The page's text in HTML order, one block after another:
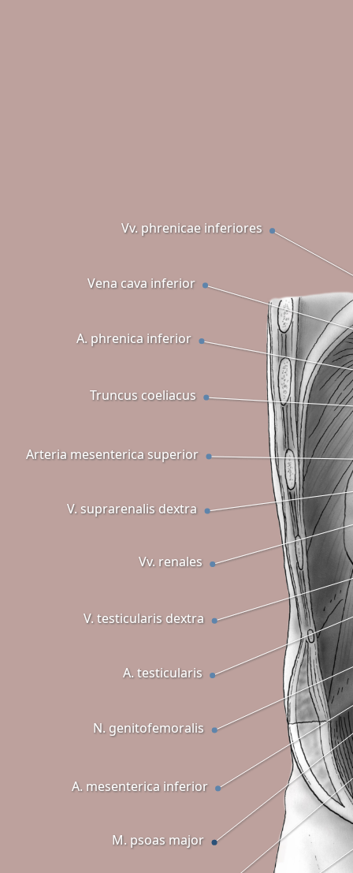
M. psoas major
Vv. phrenicae inferiores
Vv. renales
N. genitofemoralis
V. testicularis dextra
V. suprarenalis dextra
Vena cava inferior
Truncus coeliacus
A. phrenica inferior
Arteria mesenterica superior
A. mesenterica inferior
A. testicularis